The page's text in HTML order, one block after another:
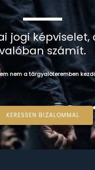
jogi képviselet,
számít.
nem a tárgyalóteremben
KERESSEN BIZALOMMAL